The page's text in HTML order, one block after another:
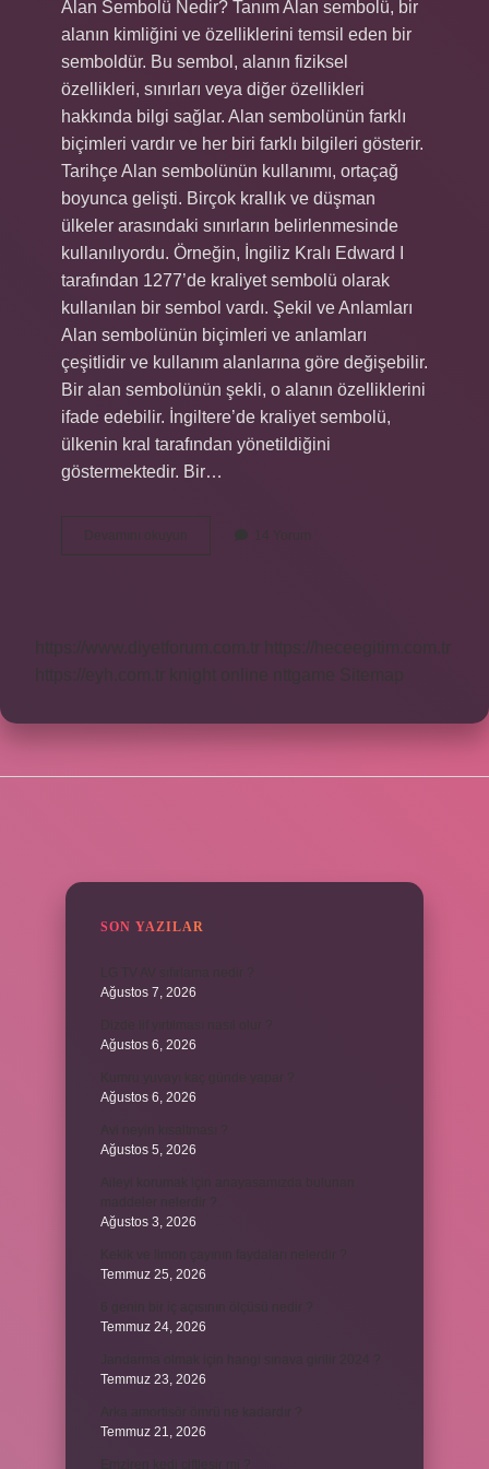
Alan Sembolü Nedir? Tanım Alan sembolü, bir
alanın kimliğini ve özelliklerini temsil eden bir
semboldür. Bu sembol, alanın fiziksel
özellikleri, sınırları veya diğer özellikleri
hakkında bilgi sağlar. Alan sembolünün farklı
biçimleri vardır ve her biri farklı bilgileri gösterir.
Tarihçe Alan sembolünün kullanımı, ortaçağ
boyunca gelişti. Birçok krallık ve düşman
ülkeler arasındaki sınırların belirlenmesinde
kullanılıyordu. Örneğin, İngiliz Kralı Edward I
tarafından 1277’de kraliyet sembolü olarak
kullanılan bir sembol vardı. Şekil ve Anlamları
Alan sembolünün biçimleri ve anlamları
çeşitlidir ve kullanım alanlarına göre değişebilir.
Bir alan sembolünün şekli, o alanın özelliklerini
ifade edebilir. İngiltere’de kraliyet sembolü,
ülkenin kral tarafından yönetildiğini
göstermektedir. Bir…
Devamını okuyun
sembolü
14 Yorum
https://www.diyetforum.com.tr
https://heceegitim.com.tr
https://eyh.com.tr
knight online nttgame Sitemap
SON YAZILAR
Ağustos 7, 2026
Ağustos 6, 2026
Ağustos 6, 2026
Ağustos 5, 2026
Ağustos 3, 2026
Temmuz 25, 2026
Temmuz 24, 2026
Temmuz 23, 2026
Temmuz 21, 2026